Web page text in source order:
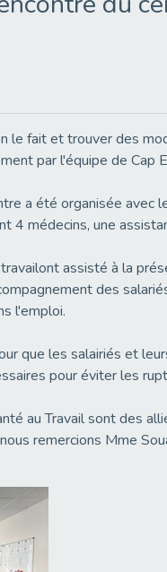
le fait et trouver des
par l'équipe de Cap
a été organisée avec
4 médecins, une
assisté à la
des
l'emploi.
que les salairiés et
pour éviter les
au Travail sont des
remercions Mme